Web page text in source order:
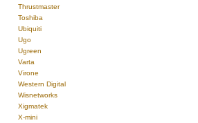
Thrustmaster
Toshiba
Ubiquiti
Ugo
Ugreen
Varta
Virone
Western Digital
Wisnetworks
Xigmatek
X-mini